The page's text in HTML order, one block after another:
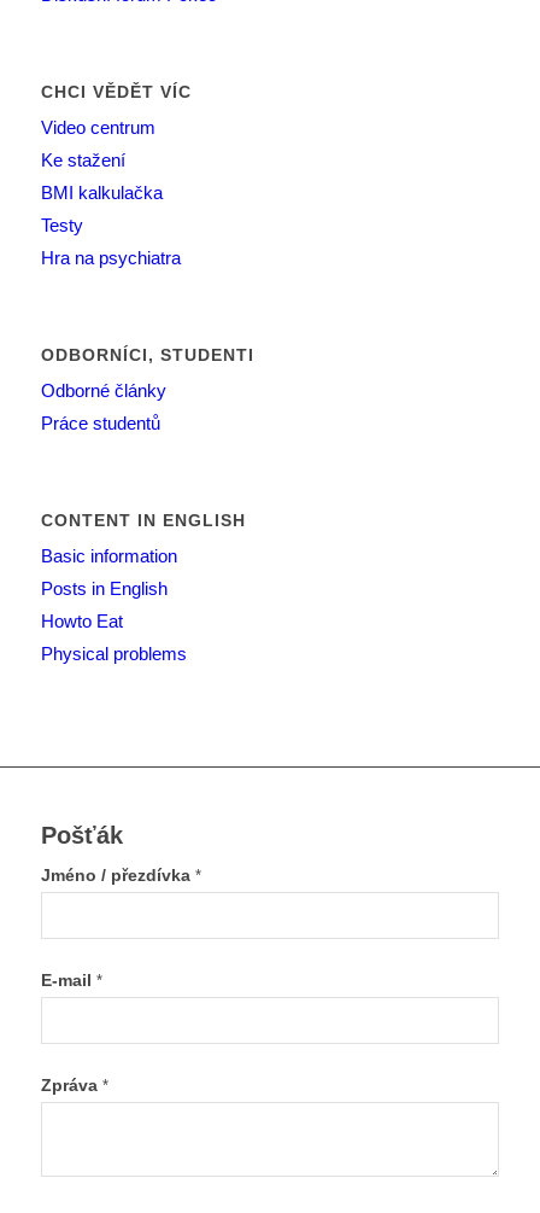
CHCI VĚDĚT VÍC
Video centrum
Ke stažení
BMI kalkulačka
Testy
Hra na psychiatra
ODBORNÍCI, STUDENTI
Odborné články
Práce studentů
CONTENT IN ENGLISH
Basic information
Posts in English
Howto Eat
Physical problems
Pošťák
Jméno / přezdívka *
E-mail *
Zpráva *